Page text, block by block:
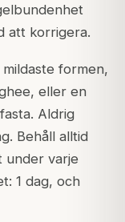
att korrigera.
formen,
eller en
Aldrig
Behåll alltid
under varje
1 dag, och